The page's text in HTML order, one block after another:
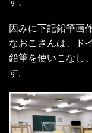
因みに下記鉛筆画
なおこさんは、ド
鉛筆を使いこなし
す。